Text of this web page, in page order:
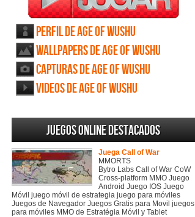
Perfil de Age of Wushu
Wallpapers de Age of Wushu
Capturas de Age of Wushu
Videos de Age of Wushu
Juegos online destacados
Juega Call of War
MMORTS
Bytro Labs Call of War CoW
Cross-platform MMO Juego
Android Juego IOS Juego
Móvil juego móvil de estrategia juego para móviles
Juegos de Navegador Juegos Gratis para Movil juegos
para móviles MMO de Estratégia Móvil y Tablet